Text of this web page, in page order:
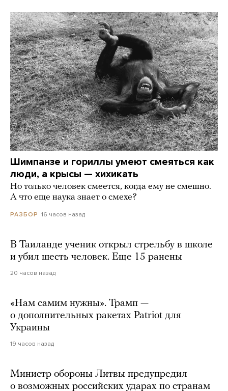
Шимпанзе и гориллы умеют смеяться как
люди, а крысы — хихикать
Но только человек смеется, когда ему не смешно.
А что еще наука знает о смехе?
РАЗБОР 16 часов назад
В Таиланде ученик открыл стрельбу в школе
и убил шесть человек. Еще 15 ранены
20 часов назад
«Нам самим нужны». Трамп —
о дополнительных ракетах Patriot для
Украины
19 часов назад
Министр обороны Литвы предупредил
о возможных российских ударах по странам